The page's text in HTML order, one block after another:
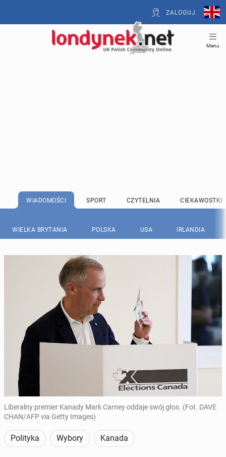
ZALOGUJ
Menu
WIADOMOŚCI SPORT CZYTELNIA CIEKAWOSTKI
WIELKA BRYTANIA POLSKA USA IRLANDIA
Liberalny premier Kanady Mark Carney oddaje swój głos. (Fot. DAVE
CHAN/AFP via Getty Images)
Polityka Wybory Kanada